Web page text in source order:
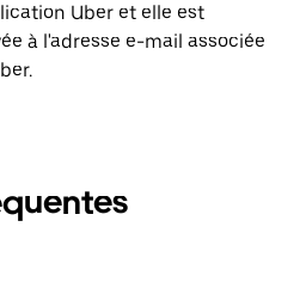
Uber et elle est
à l'adresse e-mail associée